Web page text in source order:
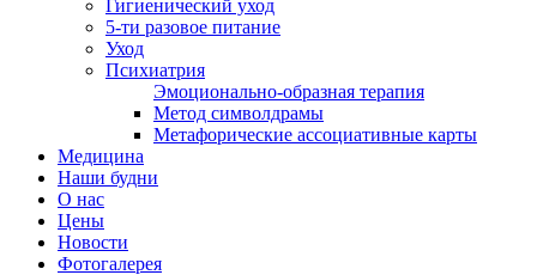
Гигиенический уход
5-ти разовое питание
Уход
Психиатрия
Эмоционально-образная терапия
Метод символдрамы
Метафорические ассоциативные карты
Медицина
Наши будни
О нас
Цены
Новости
Фотогалерея